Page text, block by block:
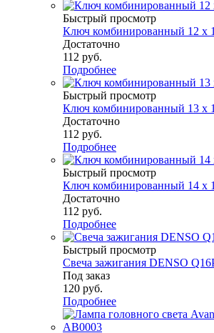
Быстрый просмотр
Ключ комбинированный 12 х
Достаточно
112 руб.
Подробнее
Быстрый просмотр
Ключ комбинированный 13 х
Достаточно
112 руб.
Подробнее
Быстрый просмотр
Ключ комбинированный 14 х
Достаточно
112 руб.
Подробнее
Быстрый просмотр
Свеча зажигания DENSO
Под заказ
120 руб.
Подробнее